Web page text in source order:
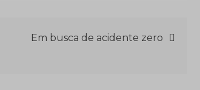
Em busca de acidente zero